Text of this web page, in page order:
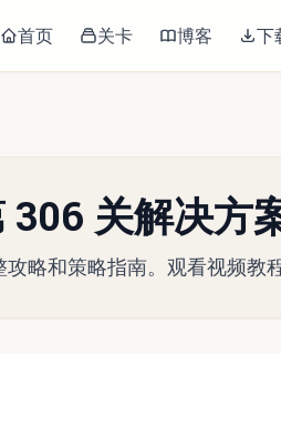
首页 关卡 博客 下
关解决方
略和策略指南。观看视频教